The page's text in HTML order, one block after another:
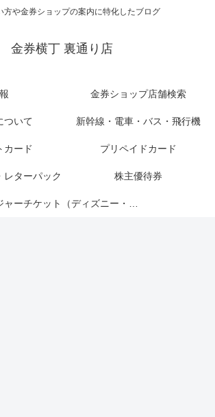
方や金券ショップの案内に特化したブログ
金券横丁 裏通り店
金券ショップ店舗検索
ついて 新幹線・電車・バス・飛行機
カード プリペイドカード
レターパック 株主優待券
レジャーチケット（ディズニー・USJ他）